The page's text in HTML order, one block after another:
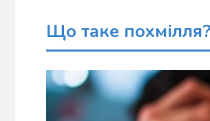
Що таке похмілля?